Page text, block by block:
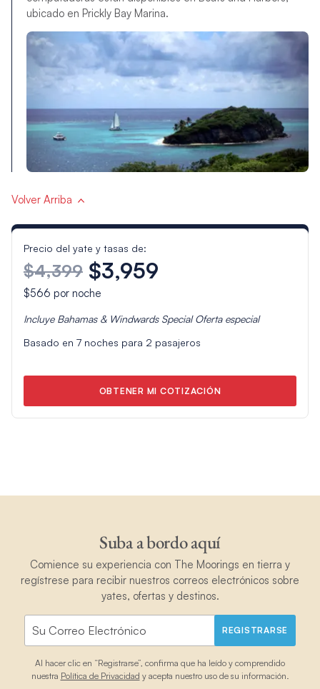
ubicado en Prickly Bay Marina.
Volver Arriba
Precio del yate y tasas de:
$4,399 $3,959
$566 por noche
Incluye Bahamas & Windwards SpecialOferta especial
Basado en 7noches para 2 pasajeros
OBTENER MI COTIZACIÓN
Suba a bordo aquí
Comience su experiencia con The Moorings en tierra y
regístrese para recibir nuestros correos electrónicos sobre
yates, ofertas y destinos.
REGISTRARSE
Al hacer clic en “Registrarse”, confirma que ha leído y comprendido
nuestra Política de Privacidad y acepta nuestro uso de su información.